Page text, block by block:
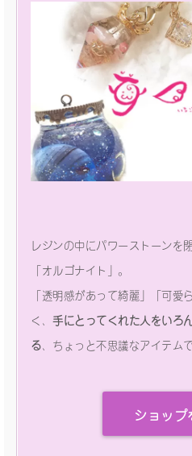
レジンの中にパワーストーンを
「オルゴナイト」。
「透明感があって綺麗」「可愛
く、 手にとってくれた人をいろ
る 、ちょっと不思議なアイテム
ショップ